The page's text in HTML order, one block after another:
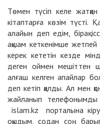
Төмен түсіп келе
кітаптарға көзім түсті.
алайын деп едім, бірақ
ақшам кеткенімше
керек кететін кезде
деген оймен мешіттен
алғаш келген апайлар
деп кетіп қалды. Ал мен
жайланып телефонымды
islam.kz порталына
оқыдым, содан соң